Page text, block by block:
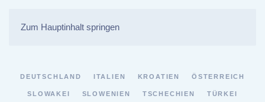
Zum Hauptinhalt springen
DEUTSCHLAND ITALIEN KROATIEN ÖSTERREICH
SLOWAKEI SLOWENIEN TSCHECHIEN TÜRKEI